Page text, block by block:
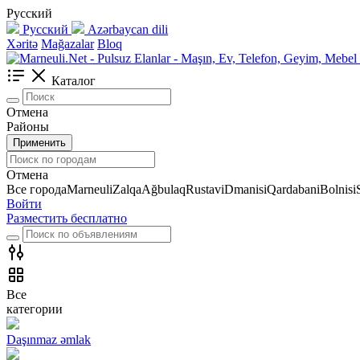
Русский
Русский
Azərbaycan dili
Xəritə Mağazalar Bloq
Каталог
Отмена
Районы
Применить
Отмена
Все городаMarneuliZalqaAğbulaqRustaviDmanisiQardabaniBolnisi
Войти
Разместить бесплатно
Все
категории
Daşınmaz əmlak